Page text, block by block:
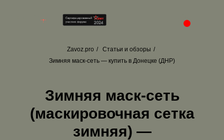
Zavoz.pro / Статьи и обзоры /
Зимняя маск-сеть — купить в Донецке (ДНР)
Зимняя маск-сеть
(маскировочная сетка
зимняя) —